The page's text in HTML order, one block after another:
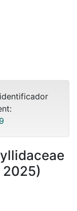
2025)